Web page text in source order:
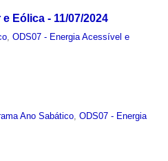
Eólica - 11/07/2024
,ODS07 - Energia Acessível e
Ano Sabático,ODS07 - Energia